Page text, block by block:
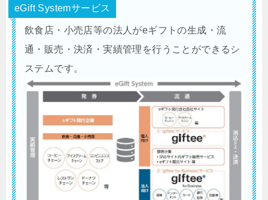
eGift Systemサービス
飲食店・小売店等の法人がeギフトの生成・流
通・販売・決済・実績管理を行うことができるシ
ステムです。